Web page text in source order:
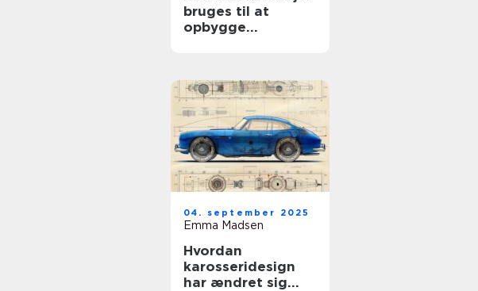
bruges til at
opbygge
04. september 2025
Emma Madsen
Hvordan
karosseridesign
har ændret sig